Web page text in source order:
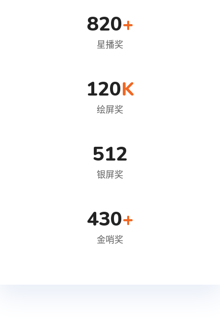
820+
星播奖
120K
绘屏奖
512
银屏奖
430+
金哨奖